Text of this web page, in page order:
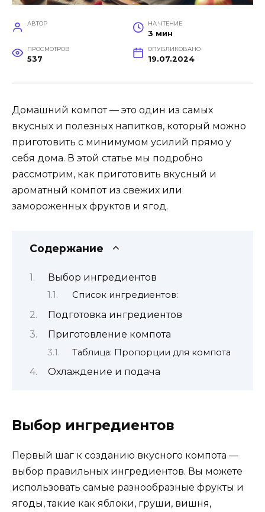
АВТОР НА ЧТЕНИЕ
3 мин
ПРОСМОТРОВ
537
ОПУБЛИКОВАНО
19.07.2024
Домашний компот — это один из самых
вкусных и полезных напитков, который можно
приготовить с минимумом усилий прямо у
себя дома. В этой статье мы подробно
рассмотрим, как приготовить вкусный и
ароматный компот из свежих или
замороженных фруктов и ягод.
Содержание
Выбор ингредиентов
Список ингредиентов:
Подготовка ингредиентов
Приготовление компота
Таблица: Пропорции для компота
Охлаждение и подача
Выбор ингредиентов
Первый шаг к созданию вкусного компота —
выбор правильных ингредиентов. Вы можете
использовать самые разнообразные фрукты и
ягоды, такие как яблоки, груши, вишня,